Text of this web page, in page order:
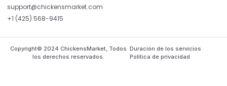
support@chickensmarket.com
+1 (425) 568-9415
Copyright© 2024 ChickensMarket, Todos
los derechos reservados.
Duración de los servicios
Política de privacidad